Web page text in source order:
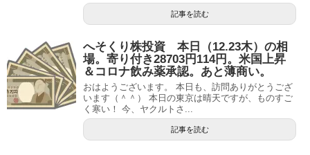
記事を読む
へそくり株投資 本日（12.23木）の相
場。寄り付き28703円114円。米国上昇
＆コロナ飲み薬承認。あと薄商い。
おはようございます。 本日も、訪問ありがとうござ
います（＾＾） 本日の東京は晴天ですが、ものすご
く寒い！ 今、ヤクルトさ...
記事を読む